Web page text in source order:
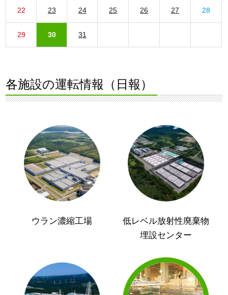
22 23 24 25 26 27 28
29 30 31
各施設の運転情報（日報）
ウラン濃縮工場
低レベル放射性廃棄物
埋設センター